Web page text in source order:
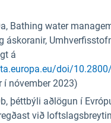
Bathing water
áskoranir,
á
doi/
í nóvember 2023)
þéttbýli aðlögun í
við